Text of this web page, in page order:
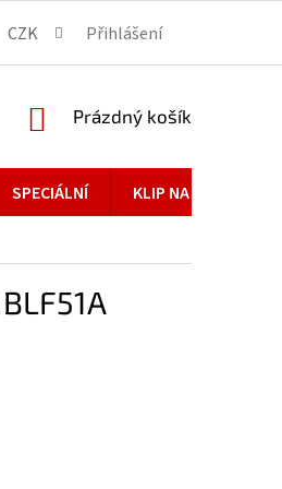
CZK Přihlášení
NÁKUPNÍ
Prázdný košík
SPECIÁLNÍ KLIP NA BRÝLE